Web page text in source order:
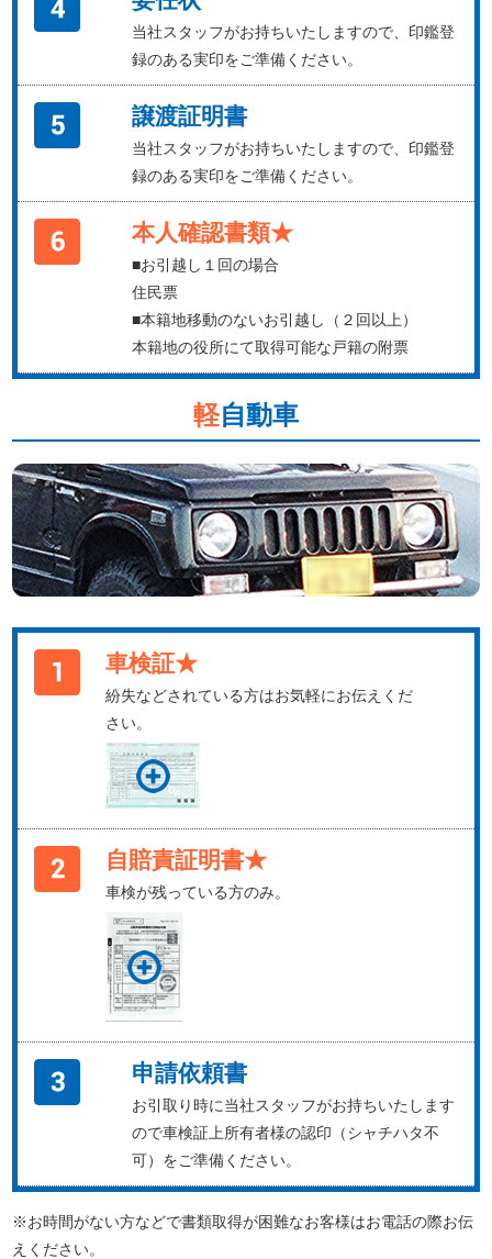
当社スタッフがお持ちいたしますので、印鑑登
録のある実印をご準備ください。
譲渡証明書
当社スタッフがお持ちいたしますので、印鑑登
録のある実印をご準備ください。
本人確認書類★
■お引越し１回の場合
住民票
■本籍地移動のないお引越し（２回以上）
本籍地の役所にて取得可能な戸籍の附票
軽自動車
車検証★
紛失などされている方はお気軽にお伝えくだ
さい。
自賠責証明書★
車検が残っている方のみ。
申請依頼書
お引取り時に当社スタッフがお持ちいたします
ので車検証上所有者様の認印（シャチハタ不
可）をご準備ください。
※お時間がない方などで書類取得が困難なお客様はお電話の際お伝
えください。